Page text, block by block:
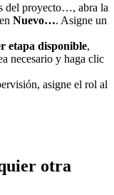
del proyecto…, abra la
Nuevo…. Asigne un
etapa disponible,
necesario y haga clic
asigne el rol al
otra